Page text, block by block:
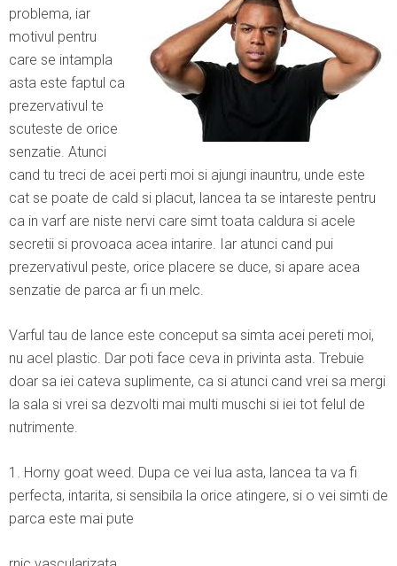
problema, iar
motivul pentru
care se intampla
asta este faptul ca
prezervativul te
scuteste de orice
senzatie. Atunci
cand tu treci de acei perti moi si ajungi inauntru, unde este
cat se poate de cald si placut, lancea ta se intareste pentru
ca in varf are niste nervi care simt toata caldura si acele
secretii si provoaca acea intarire. Iar atunci cand pui
prezervativul peste, orice placere se duce, si apare acea
senzatie de parca ar fi un melc.
Varful tau de lance este conceput sa simta acei pereti moi,
nu acel plastic. Dar poti face ceva in privinta asta. Trebuie
doar sa iei cateva suplimente, ca si atunci cand vrei sa mergi
la sala si vrei sa dezvolti mai multi muschi si iei tot felul de
nutrimente.
1. Horny goat weed. Dupa ce vei lua asta, lancea ta va fi
perfecta, intarita, si sensibila la orice atingere, si o vei simti de
parca este mai pute